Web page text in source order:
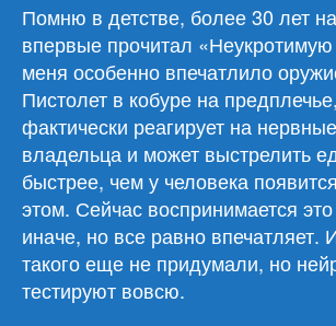
Помню в детстве, более 30 лет
впервые прочитал «Неукротимую
меня особенно впечатлило
Пистолет в кобуре на
фактически реагирует на
владельца и может выстрелить
быстрее, чем у человека
этом. Сейчас воспринимается
иначе, но все равно впечатляет.
такого еще не придумали, но
тестируют вовсю.